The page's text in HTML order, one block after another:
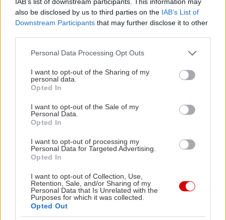
also be disclosed by us to third parties on the IAB’s List of
Downstream Participants that may further disclose it to other
Please note that this website/app uses one or more Google
not limited to your visit or usage behaviour. You may click to
grant or deny consent to Google and its third-party tags to
use your data for below specified purposes in below Google
consent section.
Personal Data Processing Opt Outs
I want to opt-out of the Sharing of my
personal data.
Opted In
I want to opt-out of the Sale of my
Personal Data.
Opted In
I want to opt-out of processing my
Personal Data for Targeted Advertising.
Opted In
I want to opt-out of Collection, Use,
Retention, Sale, and/or Sharing of my
Personal Data that Is Unrelated with the
Purposes for which it was collected.
Opted Out
Chopin,Haydn,Bach/Lisztκαι Wagner/Liszt
Τρεις περίπου εβδομάδες αργότεραάφησε την
τελευταία του πνοήστο σπίτι του
στη Νέα
του έφυγε και μια ζωντανή ιστορία, ένας θρύλος
που έζησε και δημιούργησε τον δικό του μαγικό
κόσμο τον οποίο επισκέφθηκαν όσοι τον άκουσαν
και οραματίζονται όσοι τον ακούν.
Τα χαρακτηριστικά της τέχνης τουHorowitz
ο ατσάλινος έλεγχος του κλαβιέ, η ανεξάντλητη
ενέργεια και αντοχή, η χειμαρρώδης δύναμή του,
ο τραγουδιστός ήχος, η πολυφωνική ανεξαρτησία
των δακτύλων και η αφοσίωση στην τελειότητα